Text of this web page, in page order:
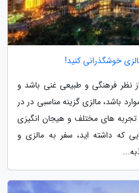
خوشگذرانی کنید!
نظر فرهنگی و طبیعی غنی باشد و
باشد، مالزی گزینه مناسبی در در
های مختلف و هیجان انگیزی
که داشته اید، سفر به مالزی و